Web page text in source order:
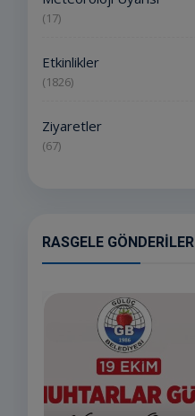
(17)
Etkinlikler
(1826)
Ziyaretler
(67)
RASGELE GÖNDERILER